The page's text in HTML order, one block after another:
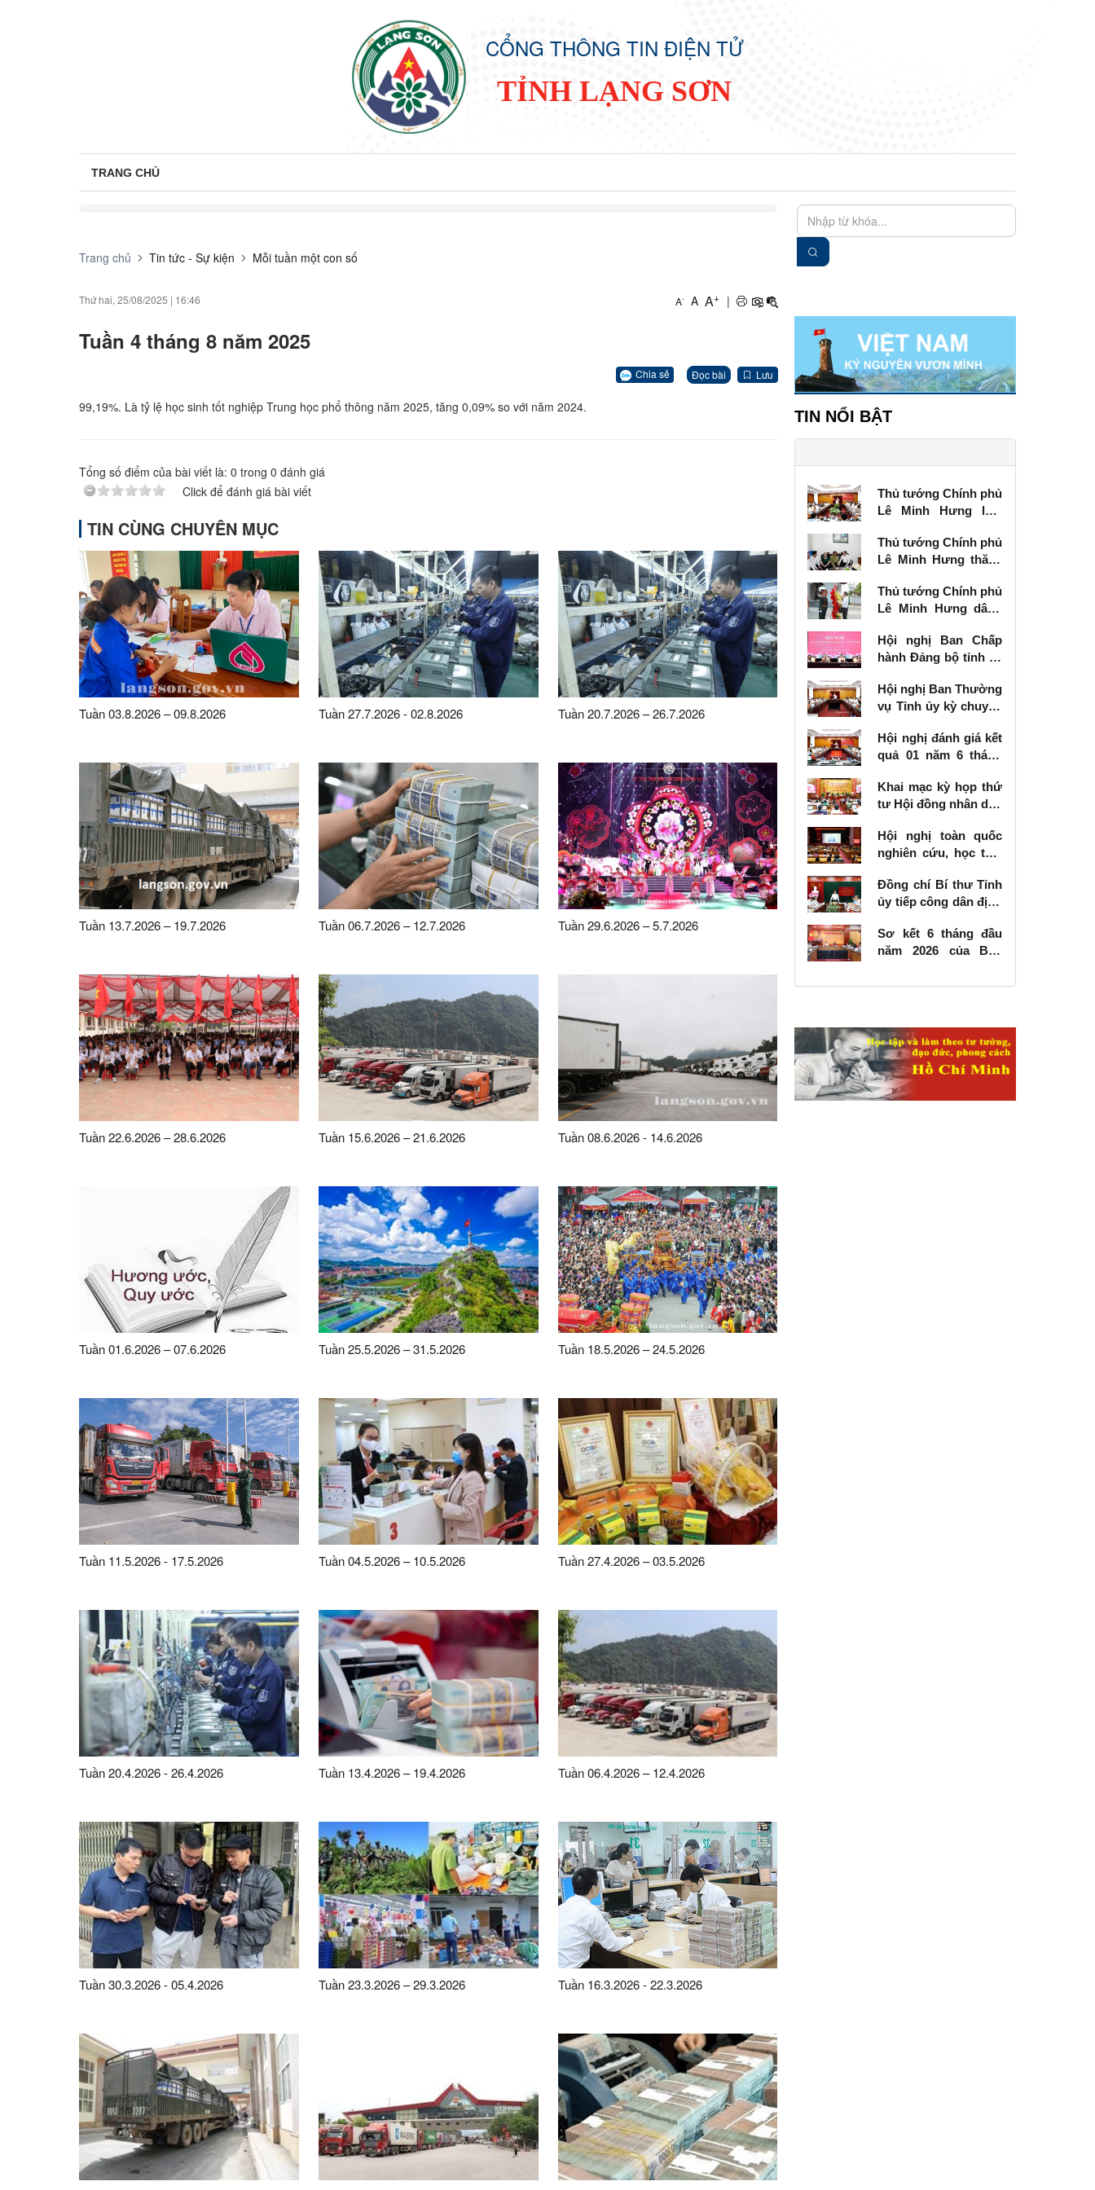
CỔNG THÔNG TIN ĐIỆN TỬ
TỈNH LẠNG SƠN
TRANG CHỦ
Trang chủ Tin tức - Sự kiện Mỗi tuần một con số
Thứ hai, 25/08/2025 | 16:46 A- A A+ |
Tuần 4 tháng 8 năm 2025
Chia sẻ Đọc bài Lưu
99,19%. Là tỷ lệ học sinh tốt nghiệp Trung học phổ thông năm 2025, tăng 0,09% so với năm 2024.
Tổng số điểm của bài viết là: 0 trong 0 đánh giá
Click để đánh giá bài viết
TIN CÙNG CHUYÊN MỤC
Tuần 03.8.2026 – 09.8.2026 Tuần 27.7.2026 - 02.8.2026 Tuần 20.7.2026 – 26.7.2026
Tuần 13.7.2026 – 19.7.2026 Tuần 06.7.2026 – 12.7.2026 Tuần 29.6.2026 – 5.7.2026
Tuần 22.6.2026 – 28.6.2026 Tuần 15.6.2026 – 21.6.2026 Tuần 08.6.2026 - 14.6.2026
Tuần 01.6.2026 – 07.6.2026 Tuần 25.5.2026 – 31.5.2026 Tuần 18.5.2026 – 24.5.2026
Tuần 11.5.2026 - 17.5.2026 Tuần 04.5.2026 – 10.5.2026 Tuần 27.4.2026 – 03.5.2026
Tuần 20.4.2026 - 26.4.2026 Tuần 13.4.2026 – 19.4.2026 Tuần 06.4.2026 – 12.4.2026
Tuần 30.3.2026 - 05.4.2026 Tuần 23.3.2026 – 29.3.2026 Tuần 16.3.2026 - 22.3.2026
TIN NỔI BẬT
Thủ tướng Chính phủ
Lê Minh Hưng làm
vụ Tỉnh ủy Lạng Sơn
Thủ tướng Chính phủ
Lê Minh Hưng thăm,
binh tại Lạng Sơn
Thủ tướng Chính phủ
Lê Minh Hưng dâng
các Anh hùng liệt sĩ
tại Lạng Sơn
Hội nghị Ban Chấp
hành Đảng bộ tỉnh kỳ
Hội nghị Ban Thường
vụ Tỉnh ủy kỳ chuyên
Hội nghị đánh giá kết
quả 01 năm 6 tháng
số 57-NQ/TW
Khai mạc kỳ họp thứ
tư Hội đồng nhân dân
kỳ 2026 - 2031
Hội nghị toàn quốc
nghiên cứu, học tập,
khai thực hiện Nghị
quyết số 10-NQ/TW
phát triển kinh tế có
vốn đầu tư nước
Đồng chí Bí thư Tỉnh
ủy tiếp công dân định
Sơ kết 6 tháng đầu
năm 2026 của Ban
các công trình, dự án
giao thông vận tải